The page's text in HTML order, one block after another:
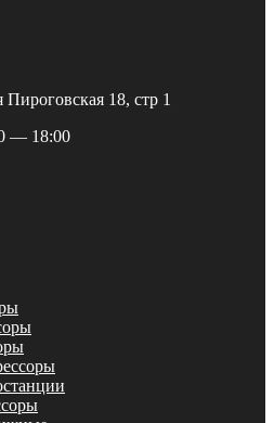
18, стр 1
— 18:00